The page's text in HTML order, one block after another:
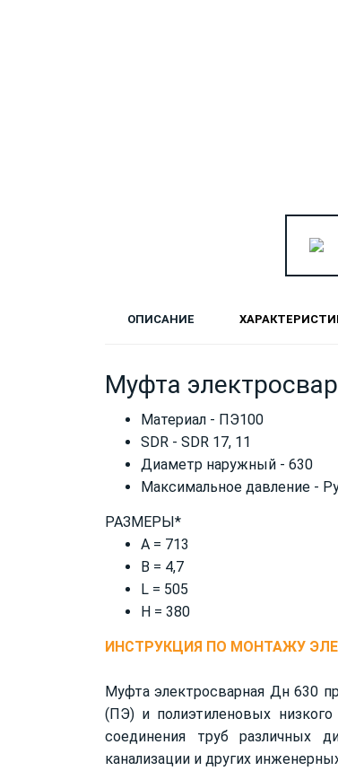
ОПИСАНИЕ
Муфта
Материал - ПЭ100
SDR - SDR 17, 11
Диаметр наружный - 630
Максимальное давление -
РАЗМЕРЫ*
А = 713
В = 4,7
L = 505
H = 380
ИНСТРУКЦИЯ ПО МОНТАЖУ
Муфта электросварная Дн 630
(ПЭ) и полиэтиленовых
соединения труб различных
канализации и других